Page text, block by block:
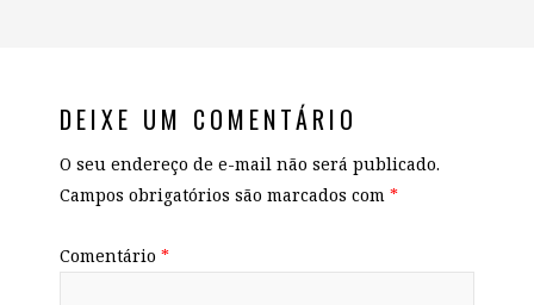
DEIXE UM COMENTÁRIO
O seu endereço de e-mail não será publicado.
Campos obrigatórios são marcados com *
Comentário *